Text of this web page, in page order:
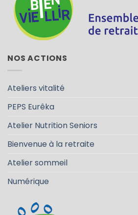
NOS ACTIONS
Ateliers vitalité
PEPS Eurêka
Atelier Nutrition Seniors
Bienvenue à la retraite
Atelier sommeil
Numérique